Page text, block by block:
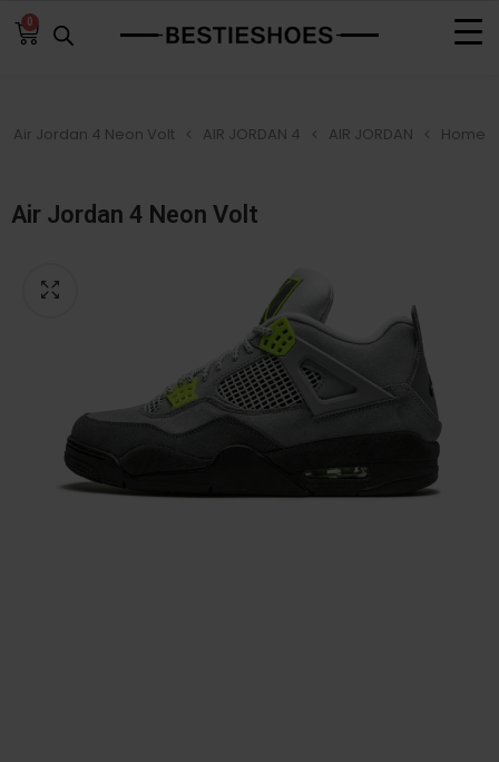
0
Home
AIR JORDAN
AIR JORDAN 4
Air Jordan 4 Neon Volt
Air Jordan 4 Neon Volt